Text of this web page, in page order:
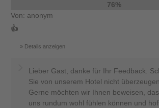
76%
Von: anonym
👍
Details anzeigen
Lieber Gast, danke für Ihr Feedback.
Sie von unserem Hotel nicht
Gerne möchten wir Ihnen beweisen,
uns rundum wohl fühlen können und